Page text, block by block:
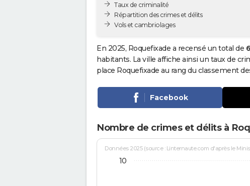
Taux de criminalité
Répartition des crimes et délits
Vols et cambriolages
En 2025, Roquefixade a recensé un total de
habitants. La ville affiche ainsi un taux de
place Roquefixade au rang du classement
Facebook
Nombre de crimes et délits à
Données 2025 (source : Linternaute.com d'après le
10